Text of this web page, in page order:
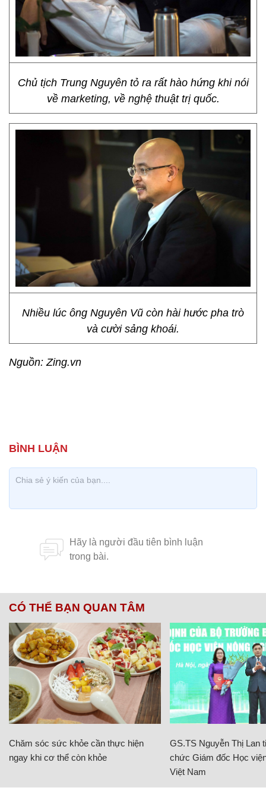
Chủ tịch Trung Nguyên tỏ ra rất hào hứng khi nói
về marketing, về nghệ thuật trị quốc.
Nhiều lúc ông Nguyên Vũ còn hài hước pha trò
và cười sảng khoái.
Nguồn: Zing.vn
CÓ THỂ BẠN QUAN TÂM
Chăm sóc sức khỏe cần thực hiện
ngay khi cơ thể còn khỏe
GS.TS Nguyễn Thị Lan
chức Giám đốc Học
Việt Nam